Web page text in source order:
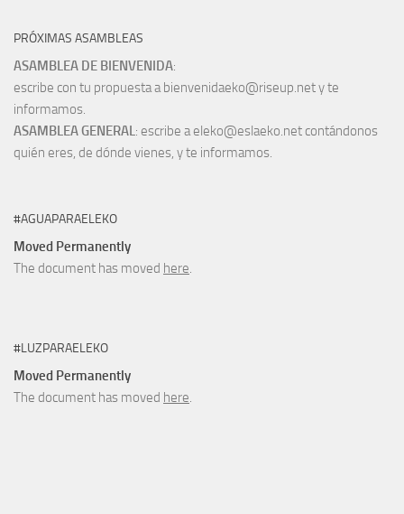
PRÓXIMAS ASAMBLEAS
ASAMBLEA DE BIENVENIDA:
escribe con tu propuesta a bienvenidaeko@riseup.net y te
informamos.
ASAMBLEA GENERAL: escribe a eleko@eslaeko.net contándonos
quién eres, de dónde vienes, y te informamos.
#AGUAPARAELEKO
Moved Permanently
The document has moved here.
#LUZPARAELEKO
Moved Permanently
The document has moved here.